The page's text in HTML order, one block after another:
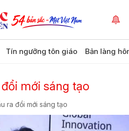
Tín ngưỡng tôn giáo Bản làng
mới sáng tạo
ra đổi mới sáng tạo